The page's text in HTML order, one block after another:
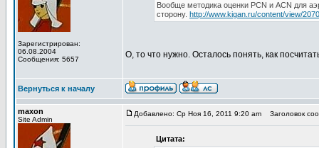
Зарегистрирован:
06.08.2004
Сообщения: 5657
Вообще методика оценки PCN и ACN для
сторону. http://www.kigan.ru/content/view/
О, то что нужно. Осталось понять, как
Вернуться к началу
maxon
Site Admin
Добавлено: Ср Ноя 16, 2011 9:20 am Заголовок
Цитата: